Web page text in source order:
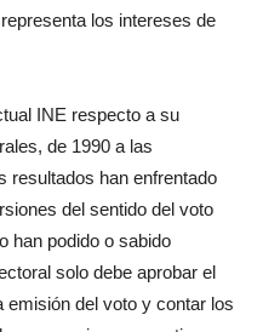
los intereses de
INE respecto a su
de 1990 a las
resultados han enfrentado
del sentido del voto
han podido o sabido
solo debe aprobar el
emisión del voto y contar los